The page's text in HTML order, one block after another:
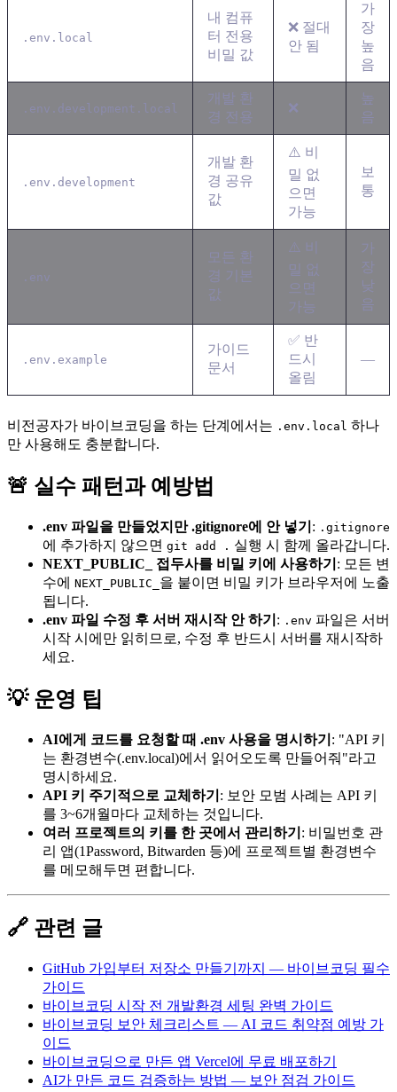
.env.local
내 컴퓨
터 전용
비밀 값
❌ 절대
안 됨
가
장
높
음
.env.development.local
개발 환
경 전용
❌
높
음
.env.development
개발 환
경 공유
값
⚠️ 비
밀 없
으면
가능
보
통
.env
모든 환
경 기본
값
⚠️ 비
밀 없
으면
가능
가
장
낮
음
.env.example
가이드
문서
✅ 반
드시
올림
—
비전공자가 바이브코딩을 하는 단계에서는 .env.local 하나
만 사용해도 충분합니다.
🚨 실수 패턴과 예방법
.env 파일을 만들었지만 .gitignore에 안 넣기 : .gitignore
에 추가하지 않으면 git add . 실행 시 함께 올라갑니다.
NEXT_PUBLIC_ 접두사를 비밀 키에 사용하기 : 모든 변
수에 NEXT_PUBLIC_ 을 붙이면 비밀 키가 브라우저에 노출
됩니다.
.env 파일 수정 후 서버 재시작 안 하기 : .env 파일은 서버
시작 시에만 읽히므로, 수정 후 반드시 서버를 재시작하
세요.
💡 운영 팁
AI에게 코드를 요청할 때 .env 사용을 명시하기 : "API 키
는 환경변수(.env.local)에서 읽어오도록 만들어줘"라고
명시하세요.
API 키 주기적으로 교체하기 : 보안 모범 사례는 API 키
를 3~6개월마다 교체하는 것입니다.
여러 프로젝트의 키를 한 곳에서 관리하기 : 비밀번호 관
리 앱(1Password, Bitwarden 등)에 프로젝트별 환경변수
를 메모해두면 편합니다.
🔗 관련 글
GitHub 가입부터 저장소 만들기까지 — 바이브코딩 필수
가이드
바이브코딩 시작 전 개발환경 세팅 완벽 가이드
바이브코딩 보안 체크리스트 — AI 코드 취약점 예방 가
이드
바이브코딩으로 만든 앱 Vercel에 무료 배포하기
AI가 만든 코드 검증하는 방법 — 보안 점검 가이드